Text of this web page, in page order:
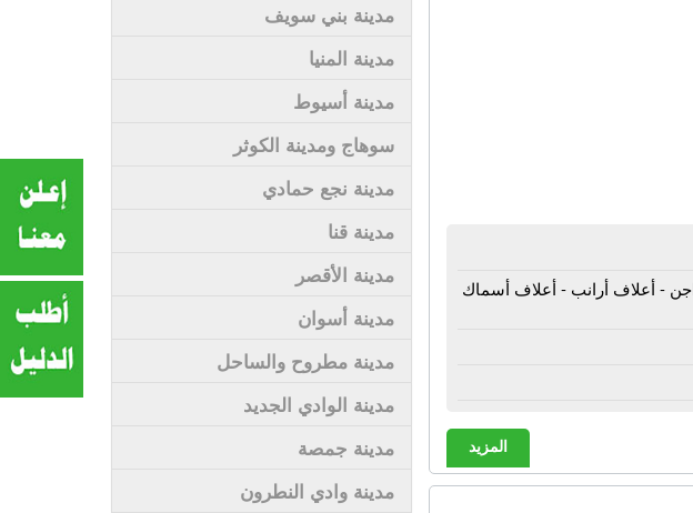
- أعلاف أرانب - أعلاف أسماك
المزيد
مدينة بني سويف
مدينة المنيا
مدينة أسيوط
سوهاج ومدينة الكوثر
مدينة نجع حمادي
مدينة قنا
مدينة الأقصر
مدينة أسوان
مدينة مطروح والساحل
مدينة الوادي الجديد
مدينة جمصة
مدينة وادي النطرون